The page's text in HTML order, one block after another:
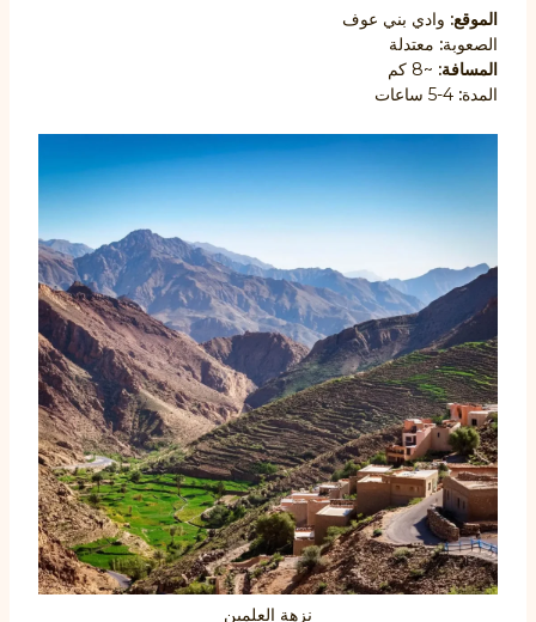
الموقع: وادي بني عوف
الصعوبة: معتدلة
المسافة: ~8 كم
المدة:
نزهة العلمين